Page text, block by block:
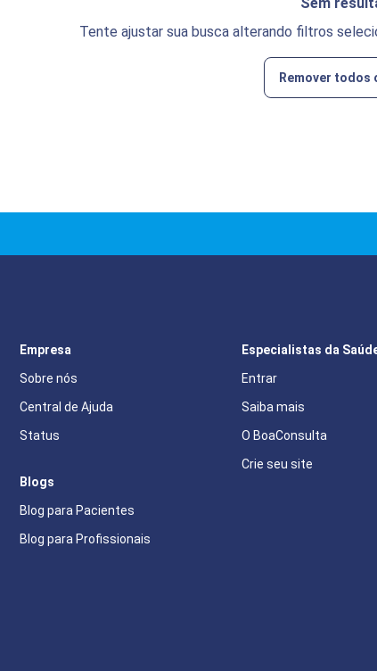
Tente ajustar sua busca alterando filtros
Remover
Empresa
Sobre nós
Central de Ajuda
Status
Blogs
Blog para Pacientes
Blog para Profissionais
Especialistas da
Entrar
Saiba mais
O BoaConsulta
Crie seu site